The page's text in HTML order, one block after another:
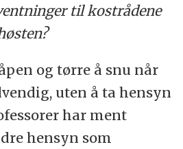
til kostrådene
og tørre å snu når
uten å ta hensyn
har ment
hensyn som